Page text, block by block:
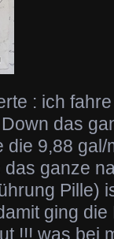
: ich
das
9,88 gal/
ganze
Pille)
ging die
!!! was bei